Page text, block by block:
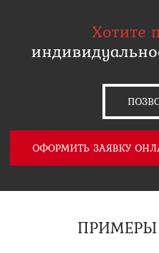
Хотите
ОФОРМИТЬ ЗАЯВКУ